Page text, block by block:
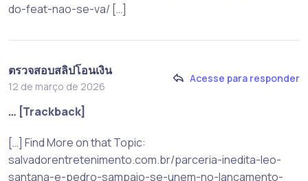
do-feat-nao-se-va/ […]
ตรวจสอบสลิปโอนเงิน
12 de março de 2026
Acesse para responder
… [Trackback]
[…] Find More on that Topic:
salvadorentretenimento.com.br/parceria-inedita-leo-
santana-e-pedro-sampaio-se-unem-no-lancamento-